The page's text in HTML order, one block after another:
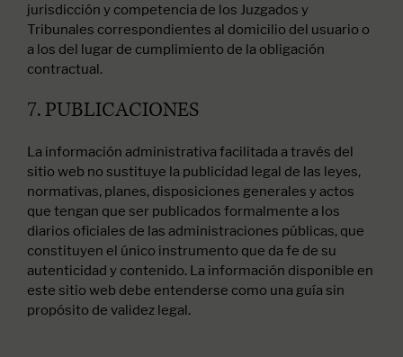
jurisdicción y competencia de los Juzgados y
Tribunales correspondientes al domicilio del usuario o
a los del lugar de cumplimiento de la obligación
contractual.
7. PUBLICACIONES
La información administrativa facilitada a través del
sitio web no sustituye la publicidad legal de las leyes,
normativas, planes, disposiciones generales y actos
que tengan que ser publicados formalmente a los
diarios oficiales de las administraciones públicas, que
constituyen el único instrumento que da fe de su
autenticidad y contenido. La información disponible en
este sitio web debe entenderse como una guía sin
propósito de validez legal.